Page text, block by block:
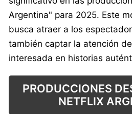
Argentina" para 2025. Este
busca atraer a los
también captar la atención
interesada en historias
PRODUCCIONES
NETFLIX